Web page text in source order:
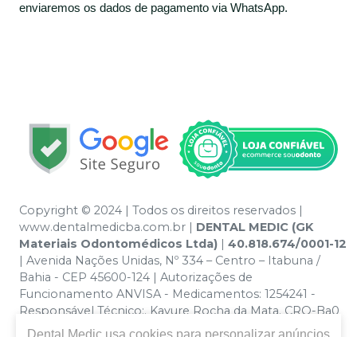
enviaremos os dados de pagamento via WhatsApp.
Copyright © 2024 | Todos os direitos reservados |
www.dentalmedicba.com.br | DENTAL MEDIC (GK
Materiais Odontomédicos Ltda) | 40.818.674/0001-12
| Avenida Nações Unidas, Nº 334 – Centro – Itabuna /
Bahia - CEP 45600-124 | Autorizações de
Funcionamento ANVISA - Medicamentos: 1254241 -
Responsável Técnico:. Kayure Rocha da Mata. CRO-Ba0
nº 13379 | Política de Privacidade e Segurança - Fotos
Dental Medic usa cookies para personalizar anúncios